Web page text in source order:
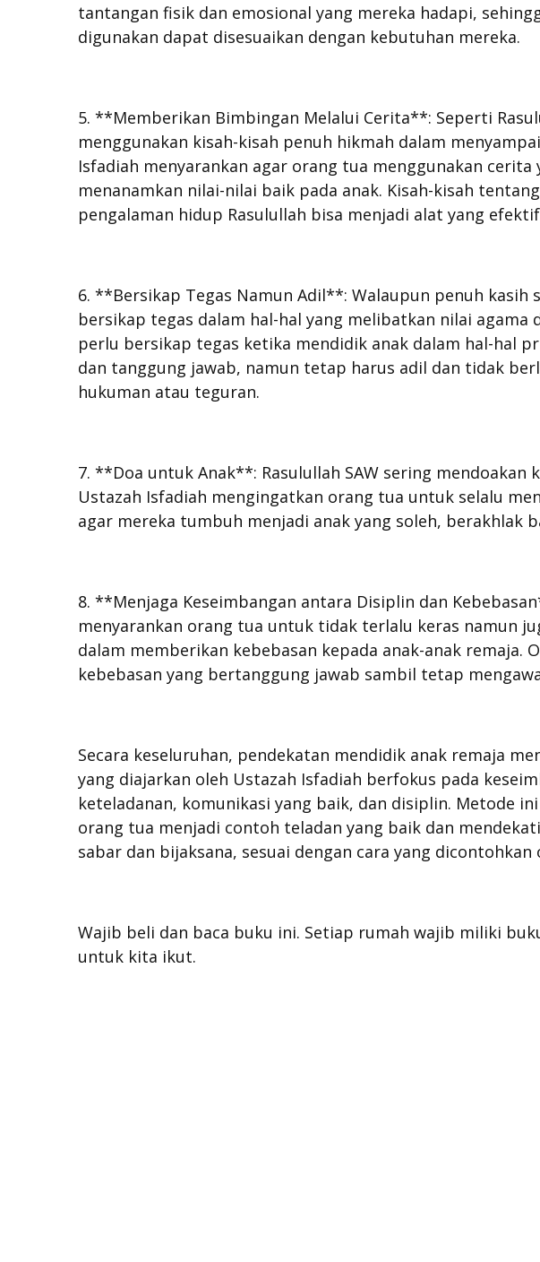
tantangan fisik dan emosional yang mereka hadapi,
digunakan dapat disesuaikan dengan kebutuhan mereka.
5. **Memberikan Bimbingan Melalui Cerita**: Seperti
menggunakan kisah-kisah penuh hikmah dalam
Isfadiah menyarankan agar orang tua menggunakan
menanamkan nilai-nilai baik pada anak. Kisah-kisah
pengalaman hidup Rasulullah bisa menjadi alat yang
6. **Bersikap Tegas Namun Adil**: Walaupun penuh kasih
bersikap tegas dalam hal-hal yang melibatkan nilai agama
perlu bersikap tegas ketika mendidik anak dalam hal-hal
dan tanggung jawab, namun tetap harus adil dan tidak
hukuman atau teguran.
7. **Doa untuk Anak**: Rasulullah SAW sering mendoakan
Ustazah Isfadiah mengingatkan orang tua untuk selalu
agar mereka tumbuh menjadi anak yang soleh, berakhlak
8. **Menjaga Keseimbangan antara Disiplin dan
menyarankan orang tua untuk tidak terlalu keras namun
dalam memberikan kebebasan kepada anak-anak remaja.
kebebasan yang bertanggung jawab sambil tetap
Secara keseluruhan, pendekatan mendidik anak remaja
yang diajarkan oleh Ustazah Isfadiah berfokus pada
keteladanan, komunikasi yang baik, dan disiplin. Metode
orang tua menjadi contoh teladan yang baik dan
sabar dan bijaksana, sesuai dengan cara yang dicontohkan
Wajib beli dan baca buku ini. Setiap rumah wajib miliki
untuk kita ikut.